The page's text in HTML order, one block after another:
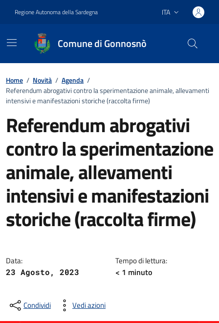
Regione Autonoma della Sardegna Lingua attiva:
ITA
Comune di Gonnosnò
Home / Novità / Agenda /
Referendum abrogativi contro la sperimentazione animale, allevamenti
intensivi e manifestazioni storiche (raccolta firme)
Referendum abrogativi
contro la sperimentazione
animale, allevamenti
intensivi e manifestazioni
storiche (raccolta firme)
Data:
23 Agosto, 2023
Tempo di lettura:
< 1 minuto
Condividi Vedi azioni